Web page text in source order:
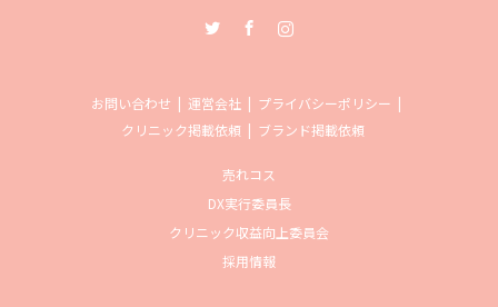
お問い合わせ 運営会社
プライバシーポリシー
クリニック掲載依頼
ブランド掲載依頼
売れコス
DX実行委員長
クリニック収益向上委員会
採用情報